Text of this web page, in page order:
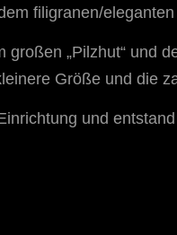
filigranen/
„Pilzhut“ und
Größe und die
und